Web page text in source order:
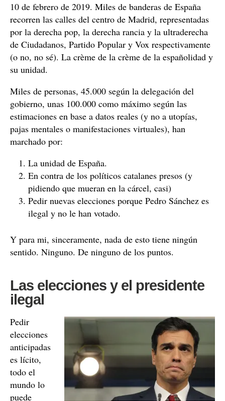
10 de febrero de 2019. Miles de banderas de España
recorren las calles del centro de Madrid, representadas
por la derecha pop, la derecha rancia y la ultraderecha
de Ciudadanos, Partido Popular y Vox respectivamente
(o no, no sé). La crème de la crème de la españolidad y
su unidad.
Miles de personas, 45.000 según la delegación del
gobierno, unas 100.000 como máximo según las
estimaciones en base a datos reales (y no a utopías,
pajas mentales o manifestaciones virtuales), han
marchado por:
La unidad de España.
En contra de los políticos catalanes presos (y
pidiendo que mueran en la cárcel, casi)
Pedir nuevas elecciones porque Pedro Sánchez es
ilegal y no le han votado.
Y para mi, sinceramente, nada de esto tiene ningún
sentido. Ninguno. De ninguno de los puntos.
Las elecciones y el presidente
ilegal
Pedir
elecciones
anticipadas
es lícito,
todo el
mundo lo
puede